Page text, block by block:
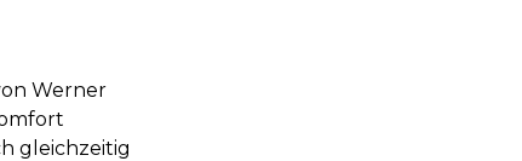
Werner
gleichzeitig